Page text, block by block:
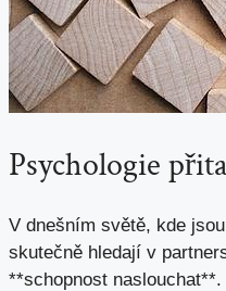
Psychologie
V dnešním světě, kde
⁢skutečně hledají v
**schopnost